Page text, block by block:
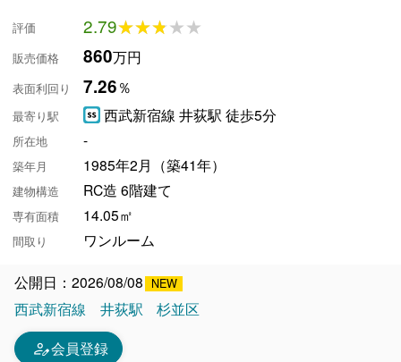
評価 2.79★★★★★
★★★★★
販売価格 860万円
表面利回り 7.26％
最寄り駅 西武新宿線 井荻駅 徒歩5分
所在地 -
築年月 1985年2月（築41年）
建物構造 RC造 6階建て
専有面積 14.05㎡
間取り ワンルーム
公開日：2026/08/08
西武新宿線
井荻駅 杉並区
person_edit会員登録